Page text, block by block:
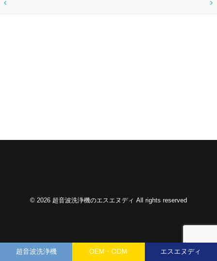
超音波洗浄機 OEM・ODM エスエヌディ
© 2026 超音波洗浄機のエスエヌディ All rights reserved